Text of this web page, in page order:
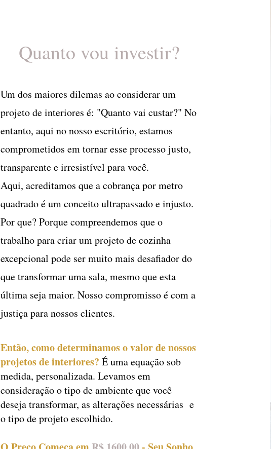
Quanto vou investir?
Um dos maiores dilemas ao considerar um
projeto de interiores é: "Quanto vai custar?" No
entanto, aqui no nosso escritório, estamos
comprometidos em tornar esse processo justo,
transparente e irresistível para você.
Aqui, acreditamos que a cobrança por metro
quadrado é um conceito ultrapassado e injusto.
Por que? Porque compreendemos que o
trabalho para criar um projeto de cozinha
excepcional pode ser muito mais desafiador do
que transformar uma sala, mesmo que esta
última seja maior. Nosso compromisso é com a
justiça para nossos clientes.
Então, como determinamos o valor de nossos
projetos de interiores? É uma equação sob
medida, personalizada. Levamos em
consideração o tipo de ambiente que você
deseja transformar, as alterações necessárias e
o tipo de projeto escolhido.